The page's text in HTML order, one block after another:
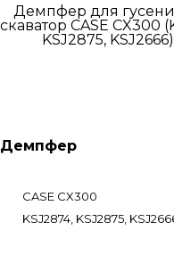
Демпфер
CASE CX300
KSJ2874, KSJ2875,